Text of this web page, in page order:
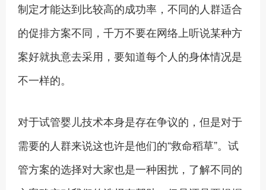
制定才能达到比较高的成功率，不同的人群适合
的促排方案不同，千万不要在网络上听说某种方
案好就执意去采用，要知道每个人的身体情况是
不一样的。
对于试管婴儿技术本身是存在争议的，但是对于
需要的人群来说这也许是他们的“救命稻草”。试
管方案的选择对大家也是一种困扰，了解不同的